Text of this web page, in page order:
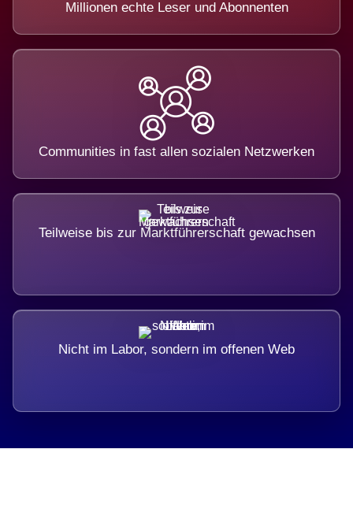
Millionen echte Leser und Abonnenten
Communities in fast allen sozialen Netzwerken
Teilweise bis zur Marktführerschaft gewachsen
Nicht im Labor, sondern im offenen Web